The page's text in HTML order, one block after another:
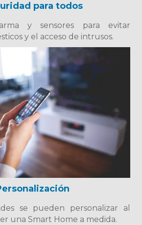
para todos
y sensores para evitar
y el acceso de intrusos.
se pueden personalizar al
una Smart Home a medida.